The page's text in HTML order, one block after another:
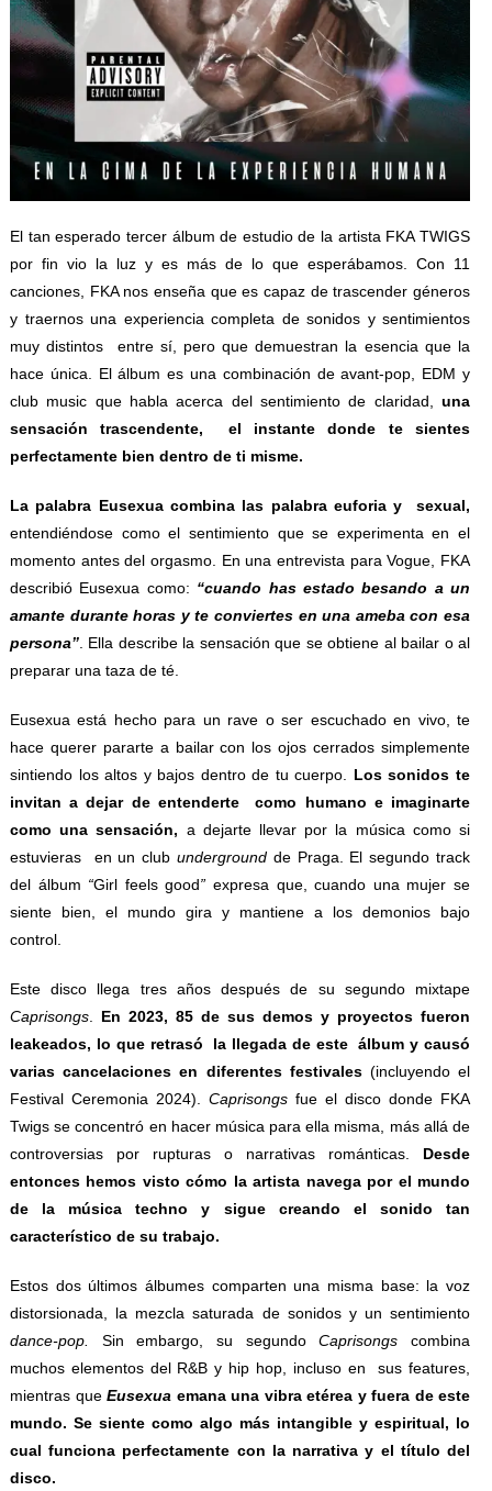
El tan esperado tercer álbum de estudio de la artista FKA TWIGS
por fin vio la luz y es más de lo que esperábamos. Con 11
canciones, FKA nos enseña que es capaz de trascender géneros
y traernos una experiencia completa de sonidos y sentimientos
muy distintos entre sí, pero que demuestran la esencia que la
hace única. El álbum es una combinación de avant-pop, EDM y
club music que habla acerca del sentimiento de claridad, una
sensación trascendente, el instante donde te sientes
perfectamente bien dentro de ti misme.
La palabra Eusexua combina las palabra euforia y sexual,
entendiéndose como el sentimiento que se experimenta en el
momento antes del orgasmo. En una entrevista para Vogue, FKA
describió Eusexua como: “cuando has estado besando a un
amante durante horas y te conviertes en una ameba con esa
persona” . Ella describe la sensación que se obtiene al bailar o al
preparar una taza de té.
Eusexua está hecho para un rave o ser escuchado en vivo, te
hace querer pararte a bailar con los ojos cerrados simplemente
sintiendo los altos y bajos dentro de tu cuerpo. Los sonidos te
invitan a dejar de entenderte como humano e imaginarte
como una sensación, a dejarte llevar por la música como si
estuvieras en un club underground de Praga. El segundo track
del álbum “Girl feels good” expresa que, cuando una mujer se
siente bien, el mundo gira y mantiene a los demonios bajo
control.
Este disco llega tres años después de su segundo mixtape
Caprisongs
En 2023, 85 de sus demos y proyectos fueron
leakeados, lo que retrasó la llegada de este álbum y causó
varias cancelaciones en diferentes festivales(incluyendo el
Festival Ceremonia 2024). Caprisongs fue el disco donde FKA
Twigs se concentró en hacer música para ella misma, más allá de
controversias por rupturas o narrativas románticas. Desde
entonces hemos visto cómo la artista navega por el mundo
de la música techno y sigue creando el sonido tan
característico de su trabajo.
Estos dos últimos álbumes comparten una misma base: la voz
distorsionada, la mezcla saturada de sonidos y un sentimiento
dance-pop. Sin embargo, su segundoCaprisongs combina
muchos elementos del R&B y hip hop, incluso en sus features,
mientras que Eusexua emana una vibra etérea y fuera de este
mundo. Se siente como algo más intangible y espiritual, lo
cual funciona perfectamente con la narrativa y el título del
disco.